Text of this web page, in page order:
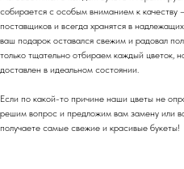
собирается с особым вниманием к качеству
поставщиков и всегда хранятся в
ваш подарок оставался свежим и радовал
только тщательно отбираем каждый цветок,
доставлен в идеальном состоянии.
Если по какой-то причине наши цветы не
решим вопрос и предложим вам замену или
получаете самые свежие и красивые букеты!